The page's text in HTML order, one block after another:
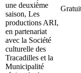
une deuxième
saison, Les
productions ARI,
en partenariat
avec la Société
culturelle des
Tracadilles et la
Municipalité